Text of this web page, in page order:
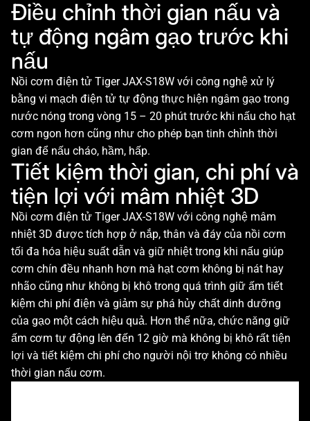
Điều chỉnh thời gian nấu và
tự động ngâm gạo trước khi
nấu
Nồi cơm điện tử Tiger JAX-S18W với công nghệ xử lý
bằng vi mạch điện tử tự động thực hiện ngâm gạo trong
nước nóng trong vòng 15 – 20 phút trước khi nấu cho hạt
cơm ngon hơn cũng như cho phép bạn tinh chỉnh thời
gian để nấu cháo, hầm, hấp.
Tiết kiệm thời gian, chi phí và
tiện lợi với mâm nhiệt 3D
Nồi cơm điện tử Tiger JAX-S18W với công nghệ mâm
nhiệt 3D được tích hợp ở nắp, thân và đáy của nồi cơm
tối đa hóa hiệu suất dẫn và giữ nhiệt trong khi nấu giúp
cơm chín đều nhanh hơn mà hạt cơm không bị nát hay
nhão cũng như không bị khô trong quá trình giữ ấm tiết
kiệm chi phí điện và giảm sự phá hủy chất dinh dưỡng
của gạo một cách hiệu quả. Hơn thế nữa, chức năng giữ
ấm cơm tự động lên đến 12 giờ mà không bị khô rất tiện
lợi và tiết kiệm chi phí cho người nội trợ không có nhiều
thời gian nấu cơm.